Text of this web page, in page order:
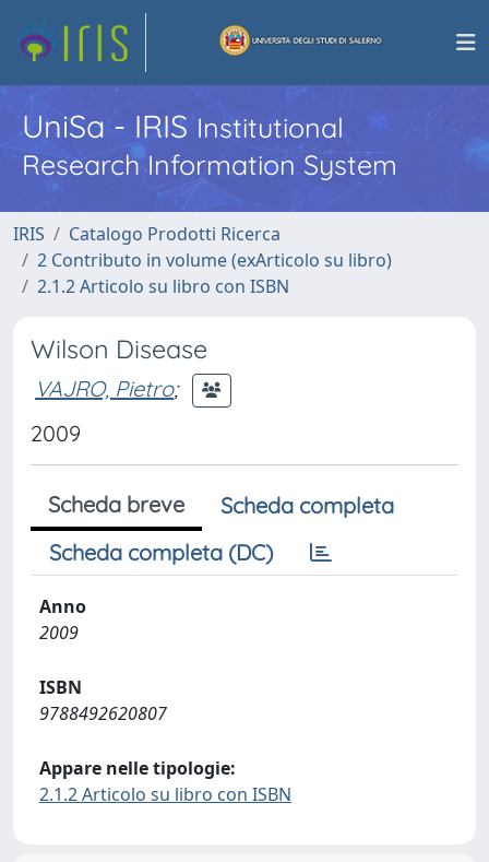
UniSa - IRISInstitutional
Research Information System
IRIS
Catalogo Prodotti Ricerca
2 Contributo in volume (exArticolo su libro)
2.1.2 Articolo su libro con ISBN
Wilson Disease
VAJRO, Pietro;
2009
Scheda breve
Scheda completa
Scheda completa (DC)
Anno
2009
ISBN
9788492620807
Appare nelle tipologie:
2.1.2 Articolo su libro con ISBN